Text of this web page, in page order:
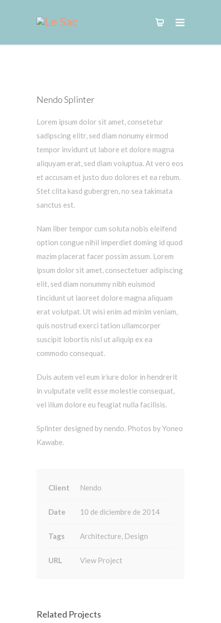
Nendo Splinter
Lorem ipsum dolor sit amet, consetetur
sadipscing elitr, sed diam nonumy eirmod
tempor invidunt ut labore et dolore magna
aliquyam erat, sed diam voluptua. At vero eos
et accusam et justo duo dolores et ea rebum.
Stet clita kasd gubergren, no sea takimata
sanctus est.
Nam liber tempor cum soluta nobis eleifend
option congue nihil imperdiet doming id quod
mazim placerat facer possim assum. Lorem
ipsum dolor sit amet, consectetuer adipiscing
elit, sed diam nonummy nibh euismod
tincidunt ut laoreet dolore magna aliquam
erat volutpat. Ut wisi enim ad minim veniam,
quis nostrud exerci tation ullamcorper
suscipit lobortis nisl ut aliquip ex ea
commodo consequat.
Duis autem vel eum iriure dolor in hendrerit
in vulputate velit esse molestie consequat,
vel illum dolore eu feugiat nulla facilisis.
Splinter designed by nendo. Photos by Yoneo
Kawabe.
Client Nendo
Date 10 de diciembre de 2014
Tags Architecture, Design
URL View Project
Related Projects